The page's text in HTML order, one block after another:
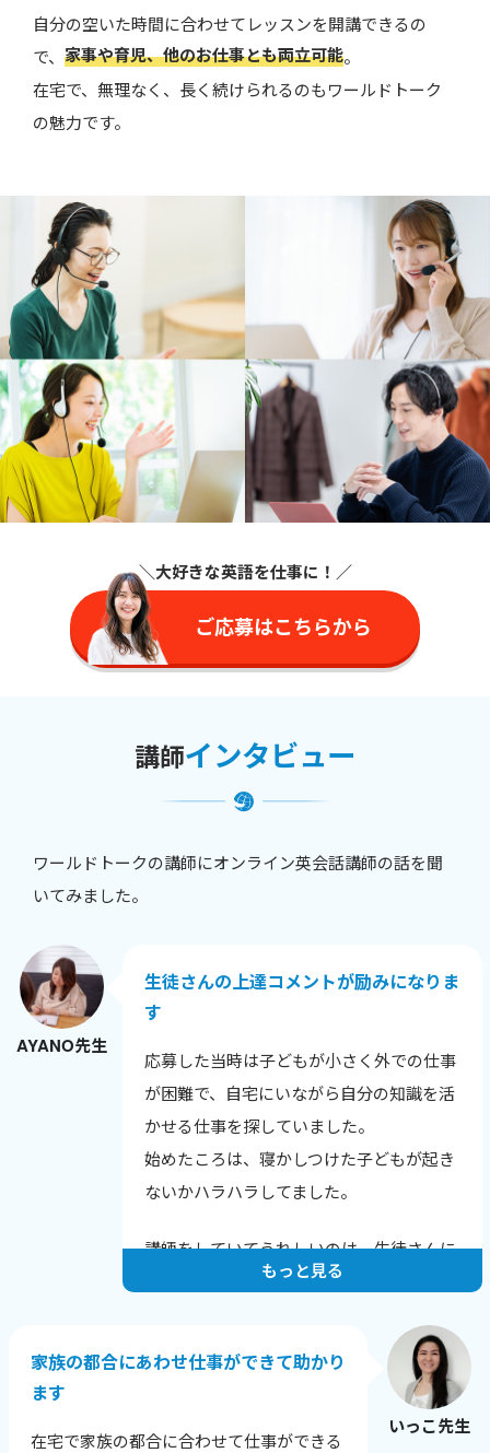
自分の空いた時間に合わせてレッスンを開講できるの
で、 家事や育児、他のお仕事とも両立可能。
在宅で、無理なく、長く続けられるのもワールドトーク
の魅力です。
＼大好きな英語を仕事に ！／
ご応募はこちらから
講師インタビュー
ワールドトークの講師にオンライン英会話講師の話を聞
いてみました。
AYANO先生
生徒さんの上達コメントが励みになりま
す
応募した当時は子どもが小さく外での仕事
が困難で、自宅にいながら自分の知識を活
かせる仕事を探していました。
始めたころは、寝かしつけた子どもが起き
ないかハラハラしてました。
講師をしていてうれしいのは、生徒さんに
上達のコメントをいただいたときです。
「発音が上達し英語が聞きやすくなった
と、他の英会話スクールでほめられまし
た！」
もっと見る
いっこ先生
家族の都合にあわせ仕事ができて助かり
ます
在宅で家族の都合に合わせて仕事ができる